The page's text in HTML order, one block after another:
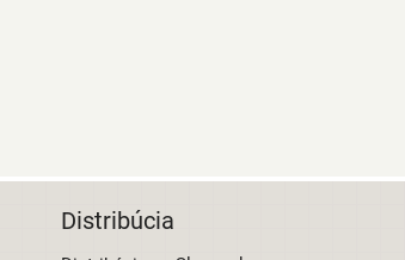
Distribúcia